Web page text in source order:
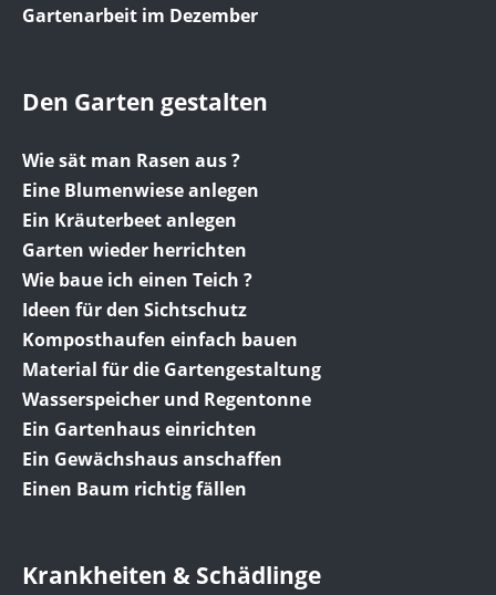
Gartenarbeit im Dezember
Den Garten gestalten
Wie sät man Rasen aus ?
Eine Blumenwiese anlegen
Ein Kräuterbeet anlegen
Garten wieder herrichten
Wie baue ich einen Teich ?
Ideen für den Sichtschutz
Komposthaufen einfach bauen
Material für die Gartengestaltung
Wasserspeicher und Regentonne
Ein Gartenhaus einrichten
Ein Gewächshaus anschaffen
Einen Baum richtig fällen
Krankheiten & Schädlinge